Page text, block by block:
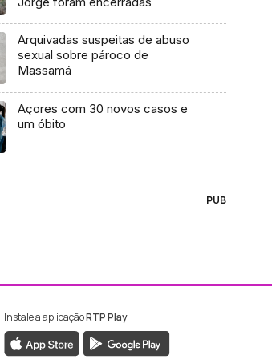
Arquivadas suspeitas de abuso
sexual sobre pároco de
Massamá
Açores com 30 novos casos e
um óbito
PUB
Madeira
RTP Madeira
Instale a aplicaçãoRTP Play